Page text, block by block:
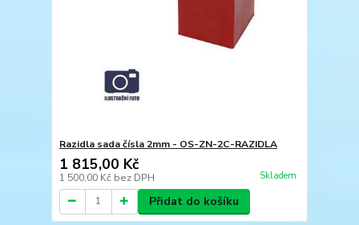
Razidla sada čísla 2mm - OS-ZN-2C-RAZIDLA
1 815,00 Kč
1 500,00 Kč bez DPH Skladem
Přidat do košíku